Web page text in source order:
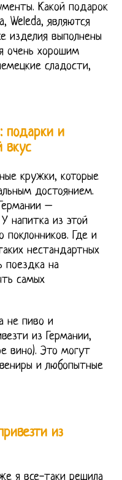
Какой подарок
Weleda, являются
изделия выполнены
очень хорошим
сладости,
подарки и
вкус
кружки, которые
достоянием.
–
напитка из этой
Где и
нестандартных
поездка на
самых
не пиво и
из Германии,
вино). Это могут
и любопытные
из
я все-таки решила